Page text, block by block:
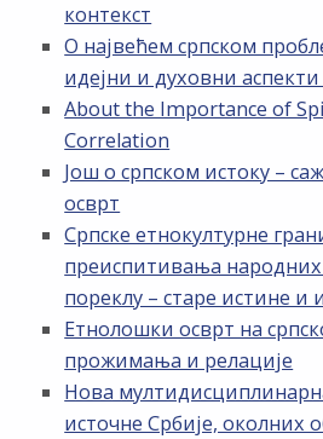
контекст
О највећем српском
идејни и духовни
About the Importance of
Correlation
Још о српском истоку –
осврт
Српске етнокултурне
преиспитивања народних
пореклу – старе истине и
Етнолошки осврт на
прожимања и релације
Нова
источне Србије, околних